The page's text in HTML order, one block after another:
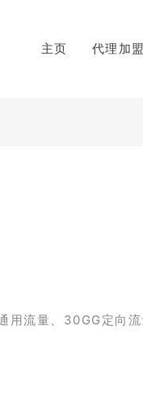
主页 代理加盟
用流量、30GG定向